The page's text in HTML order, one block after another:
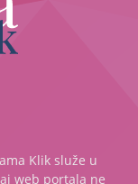
Klik služe u
web portala ne